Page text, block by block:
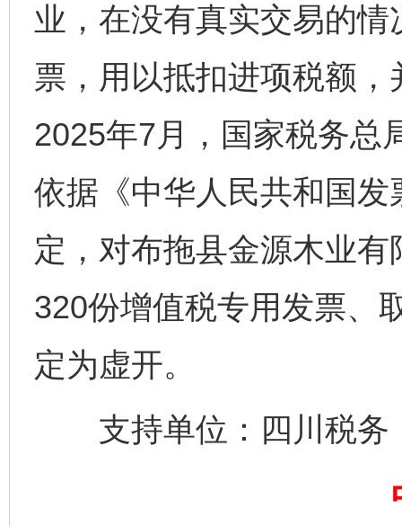
业，在没有真实交易的
票，用以抵扣进项税额
2025年7月，国家税务总
依据《中华人民共和国
定，对布拖县金源木业
320份增值税专用发票、
定为虚开。
支持单位：四川税务